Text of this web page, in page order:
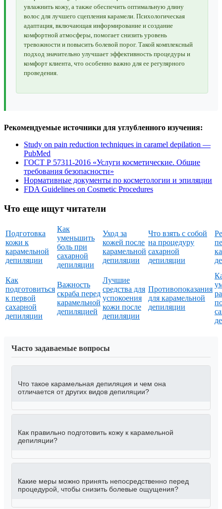
увлажнить кожу, а также обеспечить оптимальную длину
волос для лучшего сцепления карамели. Психологическая
адаптация, включающая информирование и создание
комфортной атмосферы, помогает снизить уровень
тревожности и повысить болевой порог. Такой комплексный
подход значительно улучшает эффективность процедуры и
комфорт клиента, что особенно важно для ее регулярного
проведения.
Рекомендуемые источники для углубленного изучения:
Study on pain reduction techniques in caramel depilation —
PubMed
ГОСТ Р 57311-2016 «Услуги косметические. Общие
требования безопасности»
Нормативные документы по косметологии и эпиляции
FDA Guidelines on Cosmetic Procedures
Что еще ищут читатели
Подготовка
кожи к
карамельной
депиляции
Как
уменьшить
боль при
сахарной
депиляции
Уход за
кожей после
карамельной
депиляции
Что взять с собой
на процедуру
сахарной
депиляции
Как
подготовиться
к первой
сахарной
депиляции
Важность
скраба перед
карамельной
депиляцией
Лучшие
средства для
успокоения
кожи после
депиляции
Противопоказания
для карамельной
депиляции
Часто задаваемые вопросы
Что такое карамельная депиляция и чем она
отличается от других видов депиляции?
Как правильно подготовить кожу к карамельной
депиляции?
Какие меры можно принять непосредственно перед
процедурой, чтобы снизить болевые ощущения?